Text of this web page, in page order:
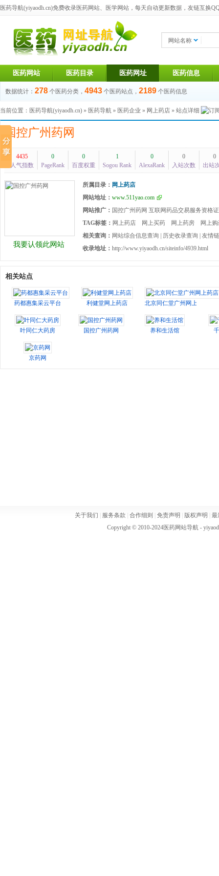
医药导航(yiyaodh.cn)免费收录医药网站、医学网站，每天自动更新数据，友链互换
网站名称
医药网站 医药目录 医药网址 医药信息
数据统计： 278 个医药分类， 4943 个医药站点， 2189 个医药信息
当前位置： 医药导航(yiyaodh.cn) » 医药导航 » 医药企业 » 网上药店 » 站点详细
国控广州药网
4435
人气指数
0
PageRank
0
百度权重
1
Sogou Rank
0
AlexaRank
0
入站次数
0
出站
我要认领此网站
所属目录： 网上药店
网站地址： www.511yao.com
网站推广： 国控广州药网 互联网药品交易服务资格
TAG标签： 网上药店 网上买药 网上药房
网上
相关查询： 网站综合信息查询 历史收录查询
友情
收录地址： http://www.yiyaodh.cn/siteinfo/4939.html
相关站点
药都惠集采云平台 利健堂网上药店 北京同仁堂广州网上药店
叶同仁大药房 国控广州药网 养和生活馆
京药网
关于我们 服务条款 合作细则 免责声明 版权声明
最
Copyright © 2010-2024医药网站导航-